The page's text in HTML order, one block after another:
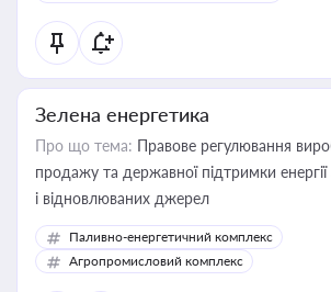
Зелена енергетика
Про що тема: Правове регулювання
продажу та державної підтримки
і відновлюваних джерел
Паливно-енергетичний комплекс
Агропромисловий комплекс